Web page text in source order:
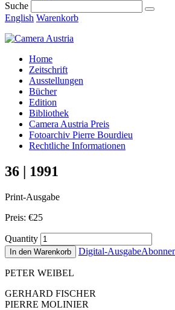
Suche
English Warenkorb
Home
Zeitschrift
Ausstellungen
Bücher
Edition
Bibliothek
Camera Austria Preis
Fotoarchiv Pierre Bourdieu
Rechtliche Informationen
36 | 1991
Print-Ausgabe
Preis: €25
Quantity
In den Warenkorb Digital-Ausgabe
PETER WEIBEL
GERHARD FISCHER
PIERRE MOLINIER